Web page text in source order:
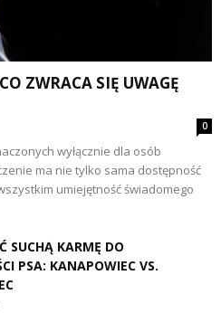
ZWRACA SIĘ UWAGĘ
0
wyłącznie dla osób
ma nie tylko sama dostępność
umiejętność świadomego
SUCHĄ KARMĘ DO
PSA: KANAPOWIEC VS.